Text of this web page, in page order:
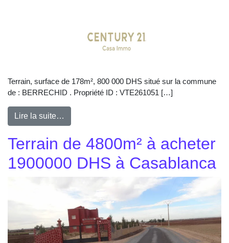
Terrain, surface de 178m², 800 000 DHS situé sur la commune
de : BERRECHID . Propriété ID : VTE261051 […]
Lire la suite…
Terrain de 4800m² à acheter
1900000 DHS à Casablanca